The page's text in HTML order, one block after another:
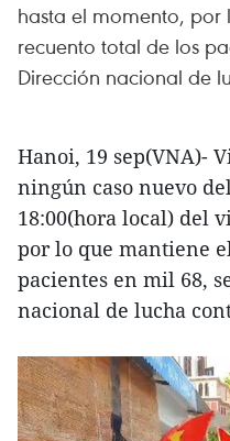
hasta el momento, por
recuento total de los
Dirección nacional de
Hanoi, 19 sep(VNA)-
ningún caso nuevo
18:00(hora local) del
por lo que mantiene
pacientes en mil 68,
nacional de lucha